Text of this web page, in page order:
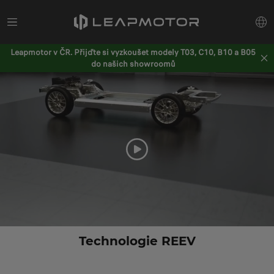
Leapmotor v ČR. Přijďte si vyzkoušet modely T03, C10, B10 a B05
do našich showroomů
Technologie REEV